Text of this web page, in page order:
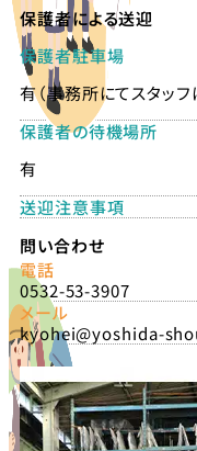
保護者による送迎
保護者駐車場
有（事務所にてスタッ
保護者の待機場所
有
送迎注意事項
問い合わせ
電話
0532-53-3907
メール
kyohei@yoshida-